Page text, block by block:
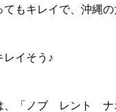
てもキレイで、沖縄
レイそう♪
は、「ノブ レン